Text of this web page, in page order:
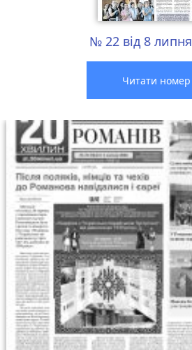
№ 22 від 8
Читати номер